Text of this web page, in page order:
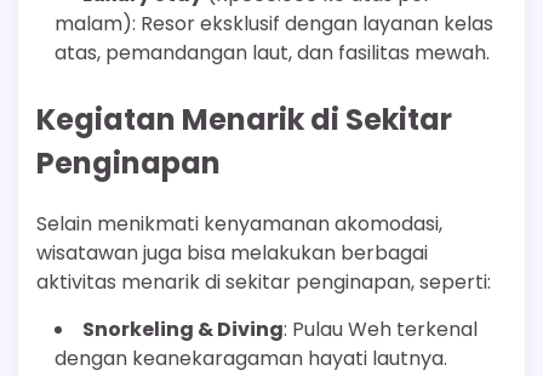
malam): Resor eksklusif dengan layanan kelas
atas, pemandangan laut, dan fasilitas mewah.
Kegiatan Menarik di Sekitar
Penginapan
Selain menikmati kenyamanan akomodasi,
wisatawan juga bisa melakukan berbagai
aktivitas menarik di sekitar penginapan, seperti:
Snorkeling & Diving: Pulau Weh terkenal
dengan keanekaragaman hayati lautnya.